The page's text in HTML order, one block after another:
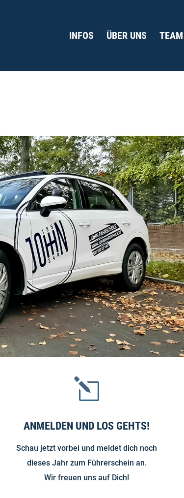
INFOS ÜBER UNS TEAM
l
ANMELDEN UND LOS GEHTS!
Schau jetzt vorbei und meldet dich noch
dieses Jahr zum Führerschein an.
Wir freuen uns auf Dich!